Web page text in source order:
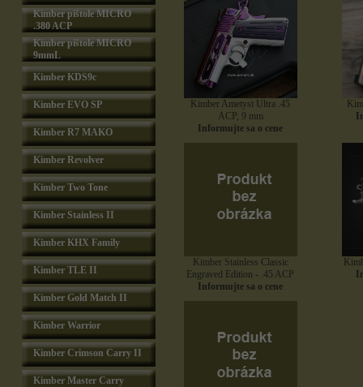
Kimber pištole MICRO
.380 ACP
Kimber pištole MICRO
9mmL
Kimber KDS9c
Kimber EVO SP
Kimber R7 MAKO
Kimber Revolver
Kimber Two Tone
Kimber Stainless II
Kimber KHX Family
Kimber TLE II
Kimber Gold Match II
Kimber Warrior
Kimber Crimson Carry II
Kimber Master Carry
Kimber Ametyst Ultra .45
ACP, 9 mm
Informujte sa o cene
Kimber Stainless Classic
Engraved Edition - .45 ACP
Informujte sa o cene